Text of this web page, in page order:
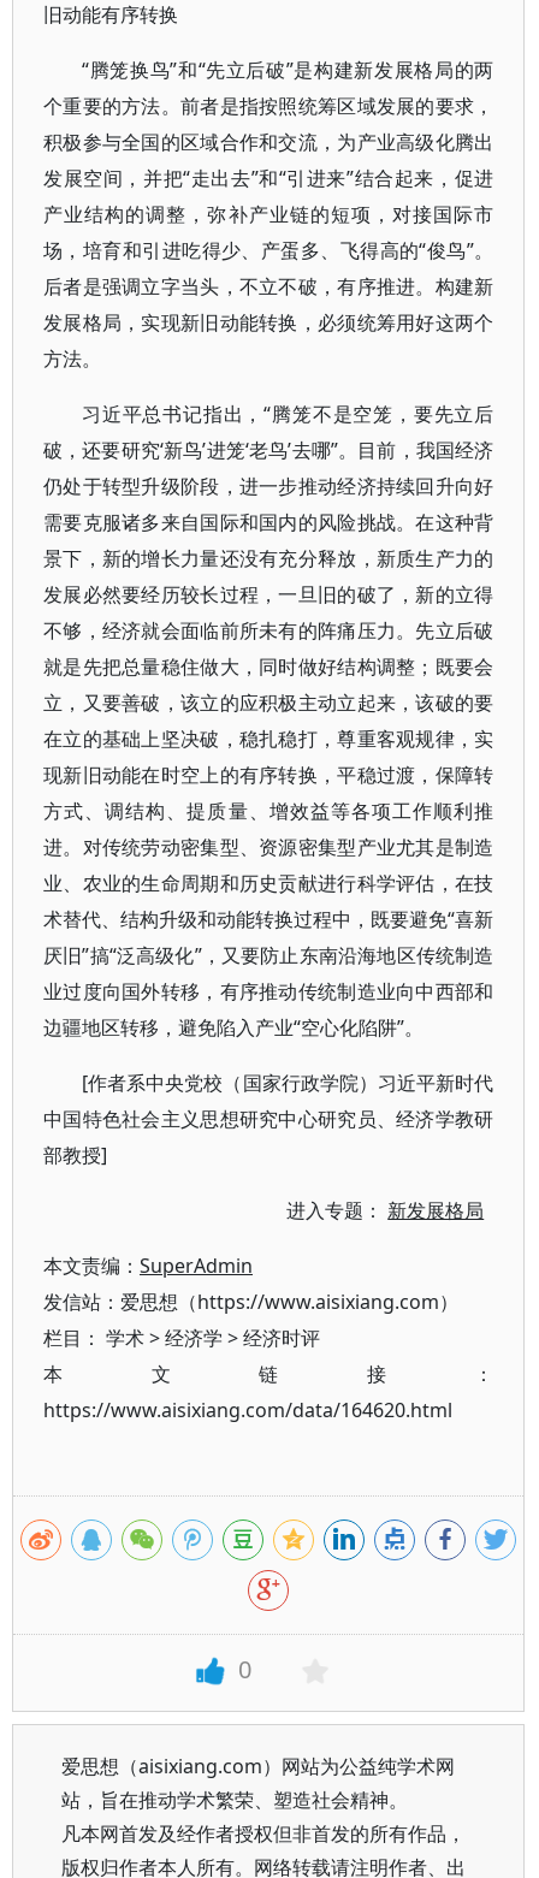
旧动能有序转换
“腾笼换鸟”和“先立后破”是构建新发展格局的两
个重要的方法。前者是指按照统筹区域发展的要求，
积极参与全国的区域合作和交流，为产业高级化腾出
发展空间，并把“走出去”和“引进来”结合起来，促进
产业结构的调整，弥补产业链的短项，对接国际市
场，培育和引进吃得少、产蛋多、飞得高的“俊鸟”。
后者是强调立字当头，不立不破，有序推进。构建新
发展格局，实现新旧动能转换，必须统筹用好这两个
方法。
习近平总书记指出，“腾笼不是空笼，要先立后
破，还要研究‘新鸟’进笼‘老鸟’去哪”。目前，我国经济
仍处于转型升级阶段，进一步推动经济持续回升向好
需要克服诸多来自国际和国内的风险挑战。在这种背
景下，新的增长力量还没有充分释放，新质生产力的
发展必然要经历较长过程，一旦旧的破了，新的立得
不够，经济就会面临前所未有的阵痛压力。先立后破
就是先把总量稳住做大，同时做好结构调整；既要会
立，又要善破，该立的应积极主动立起来，该破的要
在立的基础上坚决破，稳扎稳打，尊重客观规律，实
现新旧动能在时空上的有序转换，平稳过渡，保障转
方式、调结构、提质量、增效益等各项工作顺利推
进。对传统劳动密集型、资源密集型产业尤其是制造
业、农业的生命周期和历史贡献进行科学评估，在技
术替代、结构升级和动能转换过程中，既要避免“喜新
厌旧”搞“泛高级化”，又要防止东南沿海地区传统制造
业过度向国外转移，有序推动传统制造业向中西部和
边疆地区转移，避免陷入产业“空心化陷阱”。
[作者系中央党校（国家行政学院）习近平新时代
中国特色社会主义思想研究中心研究员、经济学教研
部教授]
进入专题： 新发展格局
本文责编： SuperAdmin
发信站：爱思想（https://www.aisixiang.com）
栏目： 学术>经济学 >经济时评
本文链接：
https://www.aisixiang.com/data/164620.html
0
爱思想（aisixiang.com）网站为公益纯学术网
站，旨在推动学术繁荣、塑造社会精神。
凡本网首发及经作者授权但非首发的所有作品，
版权归作者本人所有。网络转载请注明作者、出